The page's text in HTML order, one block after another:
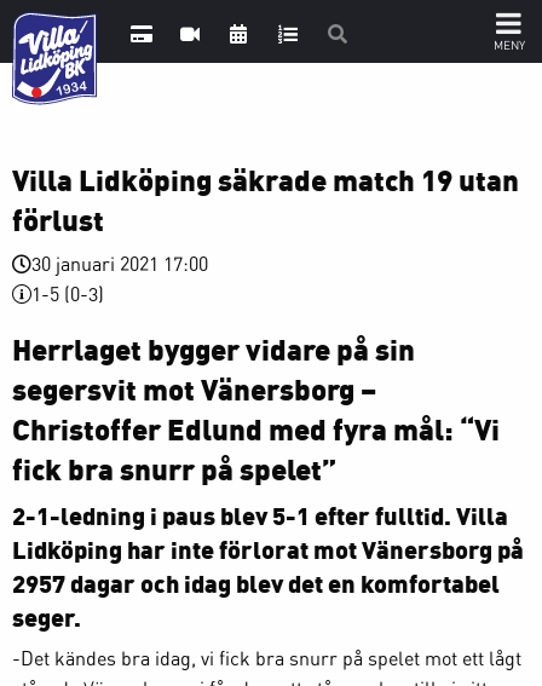
Villa Lidköping säkrade match 19 utan
förlust
30 januari 2021 17:00
1-5 (0-3)
Herrlaget bygger vidare på sin
segersvit mot Vänersborg –
Christoffer Edlund med fyra mål: “Vi
fick bra snurr på spelet”
2-1-ledning i paus blev 5-1 efter fulltid. Villa
Lidköping har inte förlorat mot Vänersborg på
2957 dagar och idag blev det en komfortabel
seger.
-Det kändes bra idag, vi fick bra snurr på spelet mot ett lågt